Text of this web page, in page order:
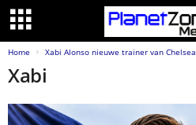
Home Xabi Alonso nieuwe trainer van Chelsea
Xabi